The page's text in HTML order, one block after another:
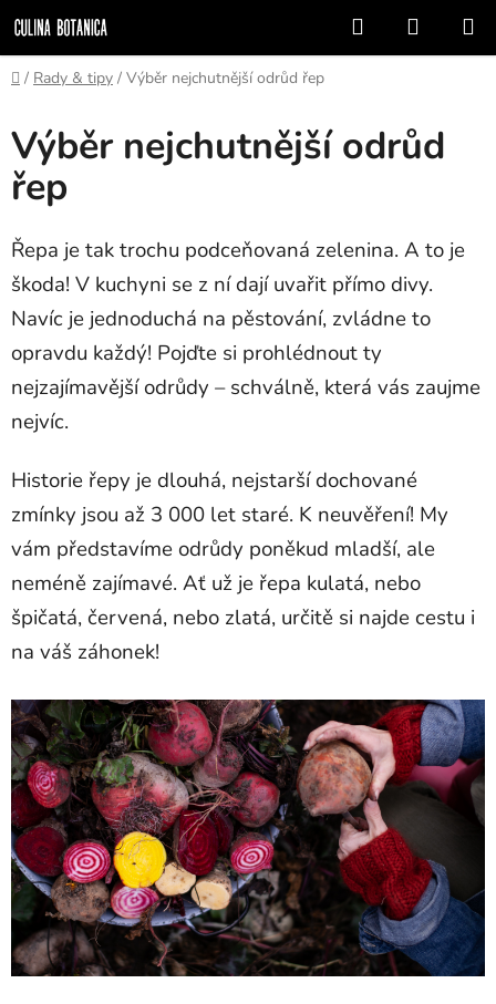
na
obsah
Hledat
KOŠÍK
Domů
/ Rady & tipy / Výběr nejchutnější odrůd řep
Výběr nejchutnější odrůd
řep
Řepa je tak trochu podceňovaná zelenina. A to je
škoda! V kuchyni se z ní dají uvařit přímo divy.
Navíc je jednoduchá na pěstování, zvládne to
opravdu každý! Pojďte si prohlédnout ty
nejzajímavější odrůdy – schválně, která vás zaujme
nejvíc.
Historie řepy je dlouhá, nejstarší dochované
zmínky jsou až 3 000 let staré. K neuvěření! My
vám představíme odrůdy poněkud mladší, ale
neméně zajímavé. Ať už je řepa kulatá, nebo
špičatá, červená, nebo zlatá, určitě si najde cestu i
na váš záhonek!